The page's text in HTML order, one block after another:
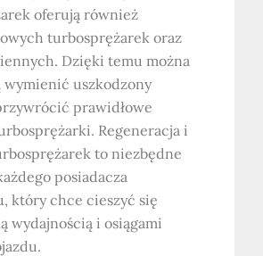
oferują również
turbosprężarek oraz
Dzięki temu można
wymienić uszkodzony
prawidłowe
Regeneracja i
to niezbędne
posiadacza
który chce cieszyć się
wydajnością i osiągami